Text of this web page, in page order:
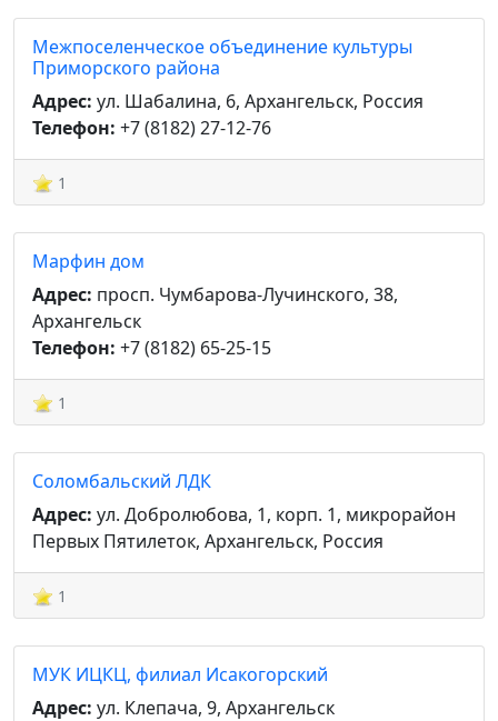
Межпоселенческое объединение культуры
Приморского района
Адрес: ул. Шабалина, 6, Архангельск, Россия
Телефон: +7 (8182) 27-12-76
1
Марфин дом
Адрес: просп. Чумбарова-Лучинского, 38,
Архангельск
Телефон: +7 (8182) 65-25-15
1
Соломбальский ЛДК
Адрес: ул. Добролюбова, 1, корп. 1, микрорайон
Первых Пятилеток, Архангельск, Россия
1
МУК ИЦКЦ, филиал Исакогорский
Адрес: ул. Клепача, 9, Архангельск